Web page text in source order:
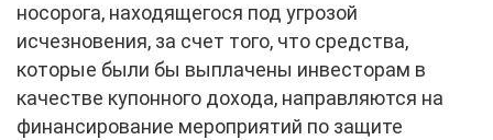
носорога, находящегося под угрозой
исчезновения, за счет того, что средства,
которые были бы выплачены инвесторам в
качестве купонного дохода, направляются на
финансирование мероприятий по защите